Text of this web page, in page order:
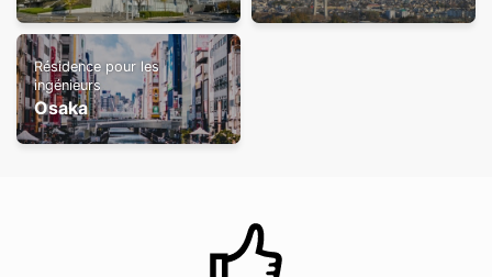
Résidence pour les
ingénieurs
Osaka